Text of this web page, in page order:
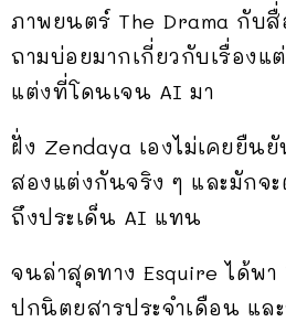
ภาพยนตร์ The Drama กับ
ถามบ่อยมากเกี่ยวกับเรื่องแ
แต่งที่โดนเจน AI มา
ฝั่ง Zendaya เองไม่เคยยืน
สองแต่งกันจริง ๆ และมักจ
ถึงประเด็น AI แทน
จนล่าสุดทาง Esquire ได้พา
ปกนิตยสารประจำเดือน แล